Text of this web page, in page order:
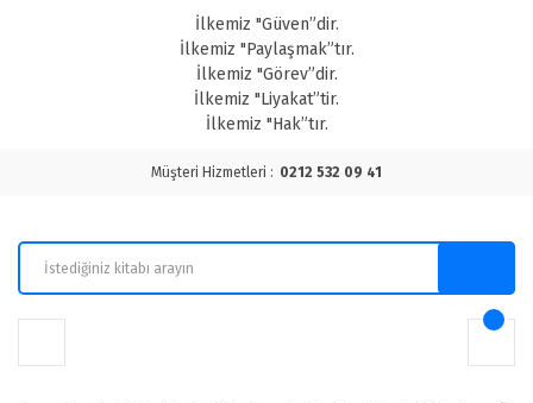
İlkemiz "Güven”dir.
İlkemiz "Paylaşmak”tır.
İlkemiz "Görev”dir.
İlkemiz "Liyakat”tir.
İlkemiz "Hak”tır.
Müşteri Hizmetleri : 0212 532 09 41